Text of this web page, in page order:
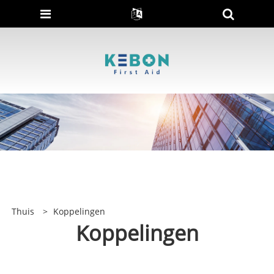
Thuis > Koppelingen
Koppelingen